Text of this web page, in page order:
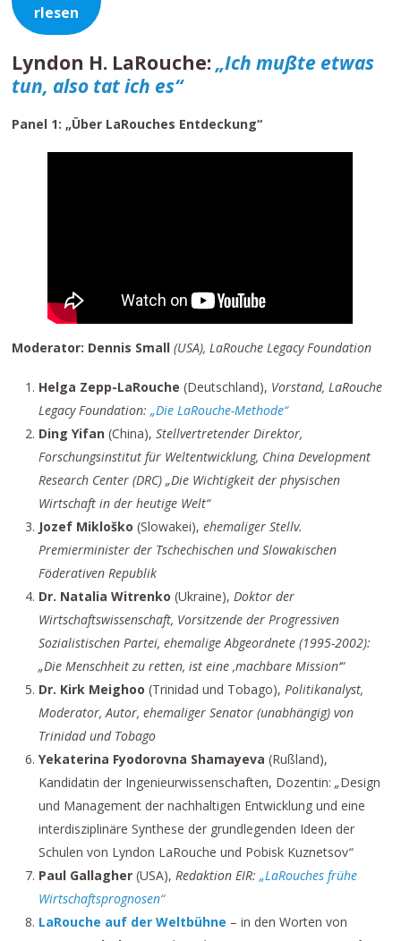
rlesen
Lyndon H. LaRouche:„Ich mußte etwas
tun, also tat ich es“
Panel 1: „Über LaRouches Entdeckung“
Moderator: Dennis Small (USA), LaRouche Legacy Foundation
Helga Zepp-LaRouche (Deutschland), Vorstand, LaRouche
Legacy Foundation:„Die LaRouche-Methode“
Ding Yifan(China),Stellvertretender Direktor,
Forschungsinstitut für Weltentwicklung, China Development
Research Center (DRC) „Die Wichtigkeit der physischen
Wirtschaft in der heutige Welt“
Jozef Mikloško (Slowakei),ehemaliger Stellv.
Premierminister der Tschechischen und Slowakischen
Föderativen Republik
Dr. Natalia Witrenko (Ukraine), Doktor der
Wirtschaftswissenschaft, Vorsitzende der Progressiven
Sozialistischen Partei, ehemalige Abgeordnete (1995-2002):
„Die Menschheit zu retten, ist eine ‚machbare Mission‘“
Dr. Kirk Meighoo (Trinidad und Tobago), Politikanalyst,
Moderator, Autor, ehemaliger Senator (unabhängig) von
Trinidad und Tobago
Yekaterina Fyodorovna Shamayeva (Rußland),
Kandidatin der Ingenieurwissenschaften, Dozentin:„Design
und Management der nachhaltigen Entwicklung und eine
interdisziplinäre Synthese der grundlegenden Ideen der
Schulen von Lyndon LaRouche und Pobisk Kuznetsov“
Paul Gallagher (USA), Redaktion EIR:„LaRouches frühe
Wirtschaftsprognosen“
LaRouche auf der Weltbühne – in den Worten von